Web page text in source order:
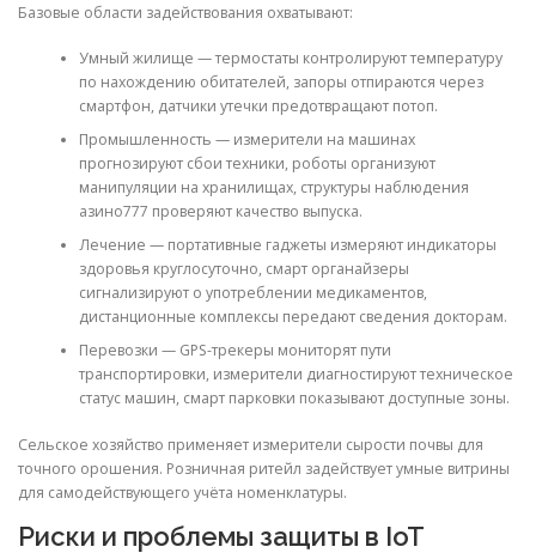
Базовые области задействования охватывают:
Умный жилище — термостаты контролируют температуру
по нахождению обитателей, запоры отпираются через
смартфон, датчики утечки предотвращают потоп.
Промышленность — измерители на машинах
прогнозируют сбои техники, роботы организуют
манипуляции на хранилищах, структуры наблюдения
азино777 проверяют качество выпуска.
Лечение — портативные гаджеты измеряют индикаторы
здоровья круглосуточно, смарт органайзеры
сигнализируют о употреблении медикаментов,
дистанционные комплексы передают сведения докторам.
Перевозки — GPS-трекеры мониторят пути
транспортировки, измерители диагностируют техническое
статус машин, смарт парковки показывают доступные зоны.
Сельское хозяйство применяет измерители сырости почвы для
точного орошения. Розничная ритейл задействует умные витрины
для самодействующего учёта номенклатуры.
Риски и проблемы защиты в IoT